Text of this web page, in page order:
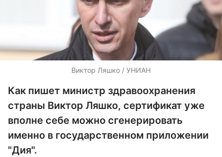
Виктор Ляшко / УНИАН
Как пишет министр здравоохранения
страны Виктор Ляшко, сертификат уже
вполне себе можно сгенерировать
именно в государственном приложении
"Дия".